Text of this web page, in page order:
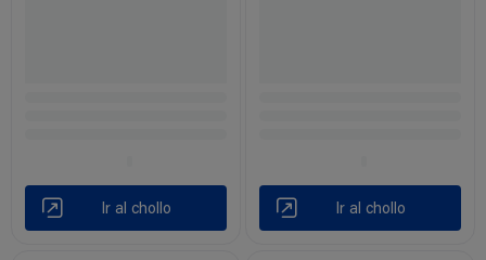
Ir al chollo Ir al chollo